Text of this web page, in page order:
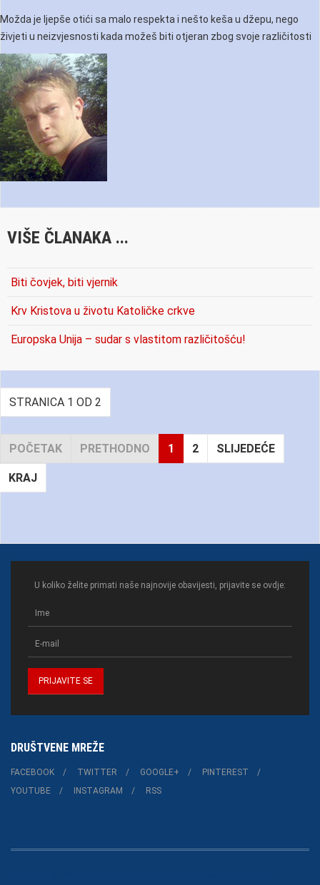
Možda je ljepše otići sa malo respekta i nešto keša u džepu, nego
živjeti u neizvjesnosti kada možeš biti otjeran zbog svoje različitosti
VIŠE ČLANAKA ...
Biti čovjek, biti vjernik
Krv Kristova u životu Katoličke crkve
Europska Unija – sudar s vlastitom različitošću!
STRANICA 1 OD 2
POČETAK PRETHODNO 1 2 SLIJEDEĆE
KRAJ
U koliko želite primati naše najnovije obavijesti, prijavite se ovdje:
DRUŠTVENE MREŽE
FACEBOOK TWITTER GOOGLE+
PINTEREST
YOUTUBE
INSTAGRAM RSS